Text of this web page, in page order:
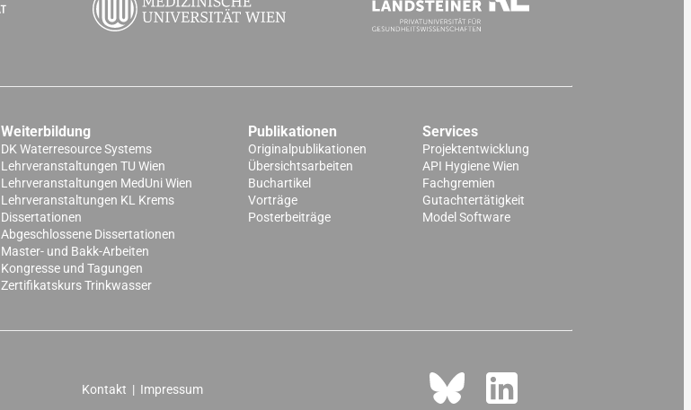
Weiterbildung
DK Waterresource Systems
Lehrveranstaltungen TU Wien
Lehrveranstaltungen MedUni Wien
Lehrveranstaltungen KL Krems
Dissertationen
Abgeschlossene Dissertationen
Master- und Bakk-Arbeiten
Kongresse und Tagungen
Zertifikatskurs Trinkwasser
Publikationen
Originalpublikationen
Übersichtsarbeiten
Buchartikel
Vorträge
Posterbeiträge
Services
Projektentwicklung
API Hygiene Wien
Fachgremien
Gutachtertätigkeit
Model Software
Kontakt | Impressum